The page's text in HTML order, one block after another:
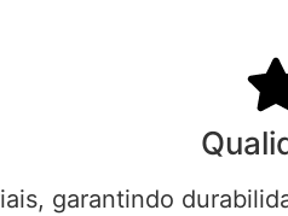
garantindo